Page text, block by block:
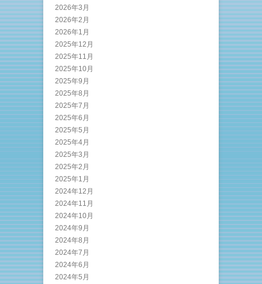
2026年3月
2026年2月
2026年1月
2025年12月
2025年11月
2025年10月
2025年9月
2025年8月
2025年7月
2025年6月
2025年5月
2025年4月
2025年3月
2025年2月
2025年1月
2024年12月
2024年11月
2024年10月
2024年9月
2024年8月
2024年7月
2024年6月
2024年5月